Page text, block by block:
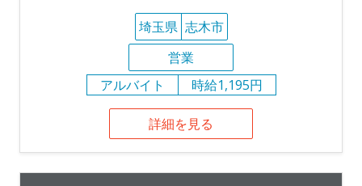
埼玉県 志木市
営業
アルバイト
時給1,195円
詳細を見る